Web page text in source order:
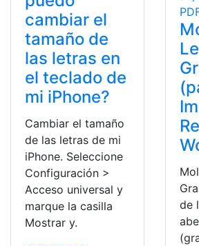
cambiar el
tamaño de
las letras en
el teclado de
mi iPhone?
Cambiar el tamaño
de las letras de mi
iPhone. Seleccione
Configuración >
Acceso universal y
marque la casilla
Mostrar y.
de